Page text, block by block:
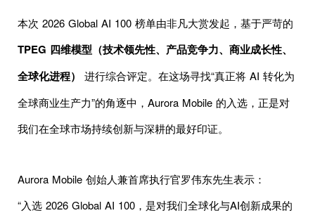
本次 2026 Global AI 100 榜单由非凡大赏发起，基于严苛的
TPEG 四维模型（技术领先性、产品竞争力、商业成长性、
全球化进程）
进行综合评定。在这场寻找“真正将 AI 转化为
全球商业生产力”的角逐中，Aurora Mobile 的入选，正是对
我们在全球市场持续创新与深耕的最好印证。
Aurora Mobile 创始人兼首席执行官罗伟东先生表示：
“入选 2026 Global AI 100，是对我们全球化与AI创新成果的